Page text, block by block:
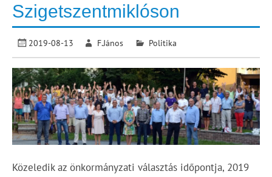
Szigetszentmiklóson
2019-08-13 F.János Politika
Közeledik az önkormányzati választás időpontja, 2019